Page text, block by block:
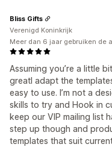
Assuming you’re a little
greatI adapt the
easy to use. I’m not a
skills to try and Hook in
keep our VIP mailing list
step up though and
templates that suit
Bliss Gifts
Verenigd Koninkrijk
Meer dan 6 jaar gebruiken de